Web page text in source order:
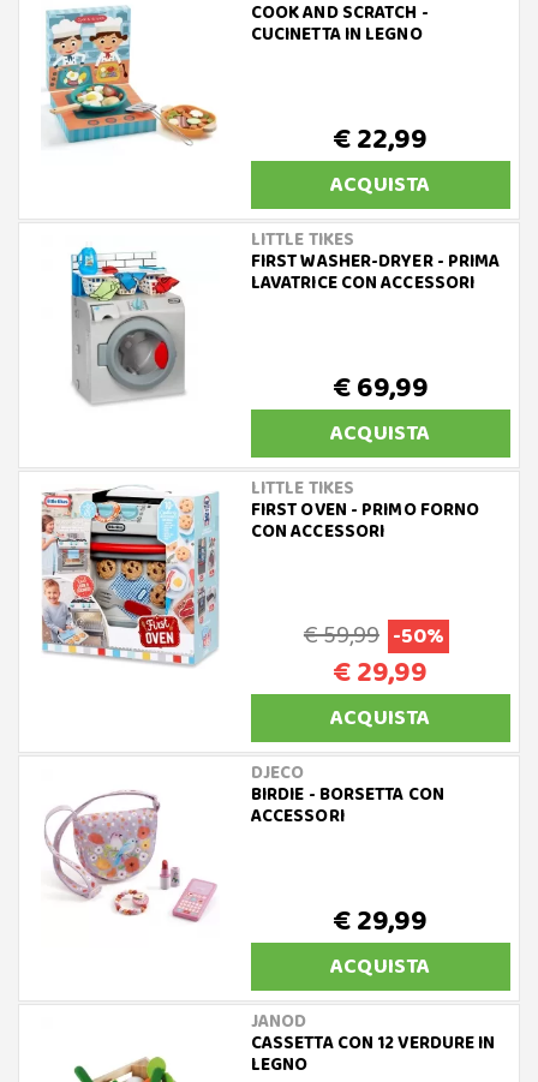
COOK AND SCRATCH -
CUCINETTA IN LEGNO
€ 22,99
ACQUISTA
LITTLE TIKES
FIRST WASHER-DRYER - PRIMA
LAVATRICE CON ACCESSORI
€ 69,99
ACQUISTA
LITTLE TIKES
FIRST OVEN - PRIMO FORNO
CON ACCESSORI
€ 59,99 -50%
€ 29,99
ACQUISTA
DJECO
BIRDIE - BORSETTA CON
ACCESSORI
€ 29,99
ACQUISTA
JANOD
CASSETTA CON 12 VERDURE IN
LEGNO